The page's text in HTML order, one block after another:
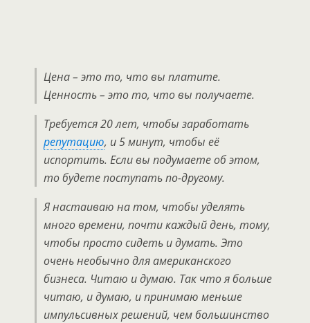
Цена – это то, что вы платите.
Ценность – это то, что вы получаете.
Требуется 20 лет, чтобы заработать
репутацию, и 5 минут, чтобы её
испортить. Если вы подумаете об этом,
то будете поступать по-другому.
Я настаиваю на том, чтобы уделять
много времени, почти каждый день, тому,
чтобы просто сидеть и думать. Это
очень необычно для американского
бизнеса. Читаю и думаю. Так что я больше
читаю, и думаю, и принимаю меньше
импульсивных решений, чем большинство